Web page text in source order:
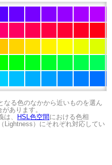
なる色のなかから近いものを選ん
あります。
、
HSL色空間 における色相
Lightness）にそれぞれ対応してい